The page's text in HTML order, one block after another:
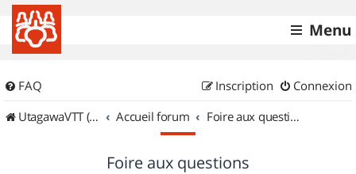
Menu
FAQ Connexion
Inscription
UtagawaVTT (Randos VTT et VTTAE avec traces GPS)
Accueil forum Foire aux questions
Foire aux questions